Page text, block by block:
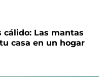
Las mantas
casa en un hogar